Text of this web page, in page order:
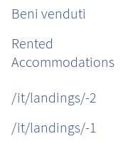
Beni venduti
Rented
Accommodations
/it/landings/-2
/it/landings/-1